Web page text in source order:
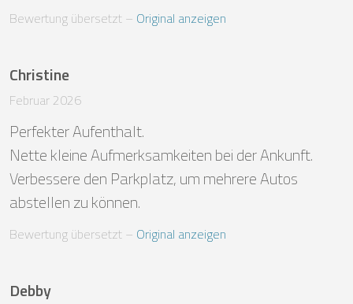
Bewertung übersetzt – Original anzeigen
Christine
Februar 2026
Perfekter Aufenthalt.
Nette kleine Aufmerksamkeiten bei der Ankunft.
Verbessere den Parkplatz, um mehrere Autos
abstellen zu können.
Bewertung übersetzt – Original anzeigen
Debby